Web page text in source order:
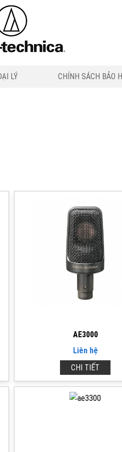
LÝ CHÍNH SÁCH BẢO
AE3000
Liên hệ
CHI TIẾT